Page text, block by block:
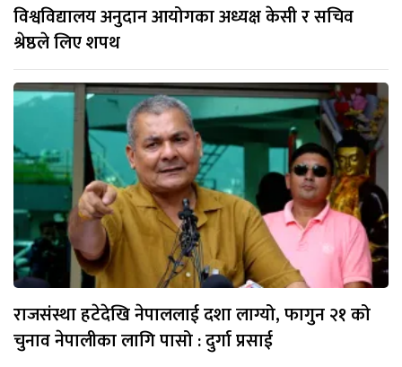
विश्वविद्यालय अनुदान आयोगका अध्यक्ष केसी र सचिव
श्रेष्ठले लिए शपथ
राजसंस्था हटेदेखि नेपाललाई दशा लाग्यो, फागुन २१ को
चुनाव नेपालीका लागि पासो : दुर्गा प्रसाई